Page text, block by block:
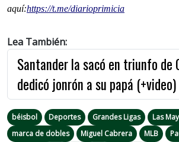
aquí:https://t.me/diarioprimicia
Lea También:
Santander la sacó en triunfo de
dedicó jonrón a su papá (+video)
béisbol Deportes Grandes Ligas
Las
marca de dobles
Miguel Cabrera MLB